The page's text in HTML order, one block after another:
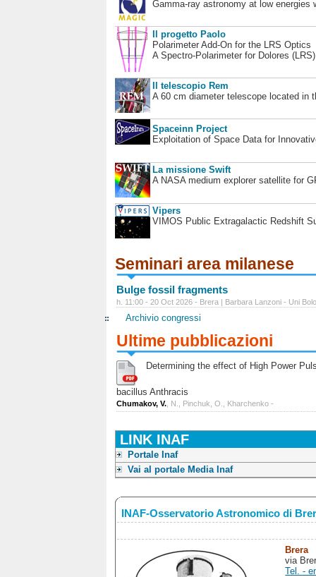
Gamma-ray astronomy at low energies
Il progetto Paolo
Polarimeter Add-On for the LRS Optics
A Spectro-Polarimeter for Dolores
Il telescopio Rem
A 60 cm diameter telescope located in
Spaceinn Project
Exploitation of Space Data for
La missione Swift
A NASA medium explorer satellite for
Vipers
VIMOS Public Extragalactic Redshift
Seminari area milanese
Bulge fossil fragments
h. 11:00 - 20 Oct 2026 - Brera | Barbara Lanzoni - Uni
Archivio congressi
Ultime pubblicazioni
Determining the effect of High Power
bacillus Anthracis
Chumakov, V. , N., Pinchuk, O., Kharchenko -
LINK INAF
Portale Inaf
Vai al portale Media Inaf
INAF-Osservatorio Astronomico di
Brera
via
Tel. -